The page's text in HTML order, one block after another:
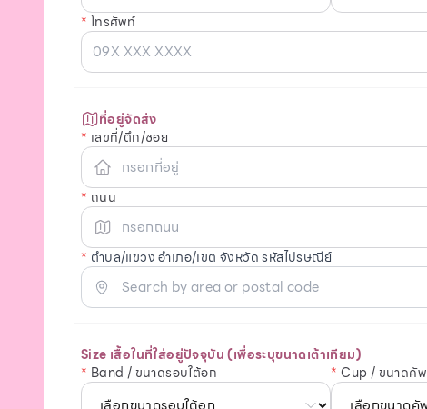
* โทรศัพท์
ที่อยู่จัดส่ง
* เลขที่/ตึก/ซอย
* ถนน
* ตำบล/แขวง อำเภอ/เขต จังหวัด รหัสไปรษณีย์
Size เสื้อในที่ใส่อยู่ปัจจุบัน (เพื่อระบุขนาดเต้าเทียม)
* Band / ขนาดรอบใต้อก *Cup / ขนาดคัพ